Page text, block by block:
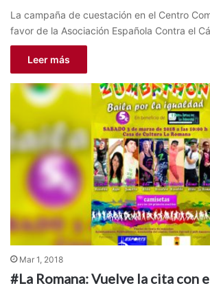
La campaña de cuestación en el Centro
favor de la Asociación Española Contra el
Leer más
Mar 1, 2018
#La Romana: Vuelve la cita con